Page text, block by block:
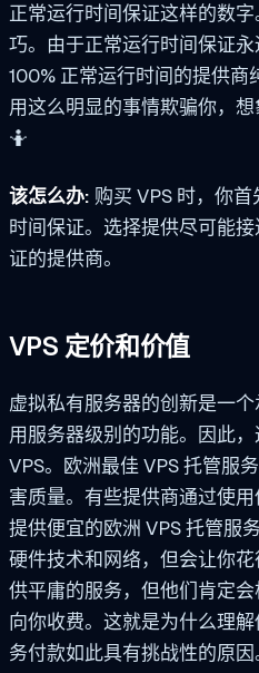
正常运行时间保证这样的数
巧。由于正常运行时间保证
100% 正常运行时间的提供商
用这么明显的事情欺骗你，想
🤷
该怎么办: 购买 VPS 时，你
时间保证。选择提供尽可能
证的提供商。
VPS 定价和价值
虚拟私有服务器的创新是一
用服务器级别的功能。因此
VPS。欧洲最佳 VPS 托管服
害质量。有些提供商通过使
提供便宜的欧洲 VPS 托管服
硬件技术和网络，但会让你
供平庸的服务，但他们肯定
向你收费。这就是为什么理
务付款如此具有挑战性的原因